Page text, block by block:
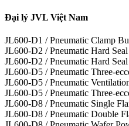
Đại lý JVL Việt Nam
JL600-D1 / Pneumatic Clamp
JL600-D2 / Pneumatic Hard
JL600-D2 / Pneumatic Hard
JL600-D5 / Pneumatic Three-
JL600-D5 / Pneumatic
JL600-D5 / Pneumatic Three-
JL600-D8 / Pneumatic Single
JL600-D8 / Pneumatic Double